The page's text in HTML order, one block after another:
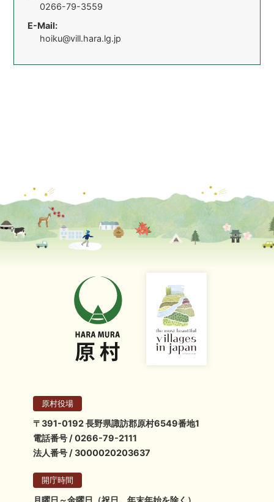
0266-79-3559
E-Mail:
hoiku@vill.hara.lg.jp
原村役場
〒391-0192 長野県諏訪郡原村6549番地1
電話番号 / 0266-79-2111
法人番号 / 3000020203637
開庁時間
月曜日～金曜日（祝日、年末年始を除く）